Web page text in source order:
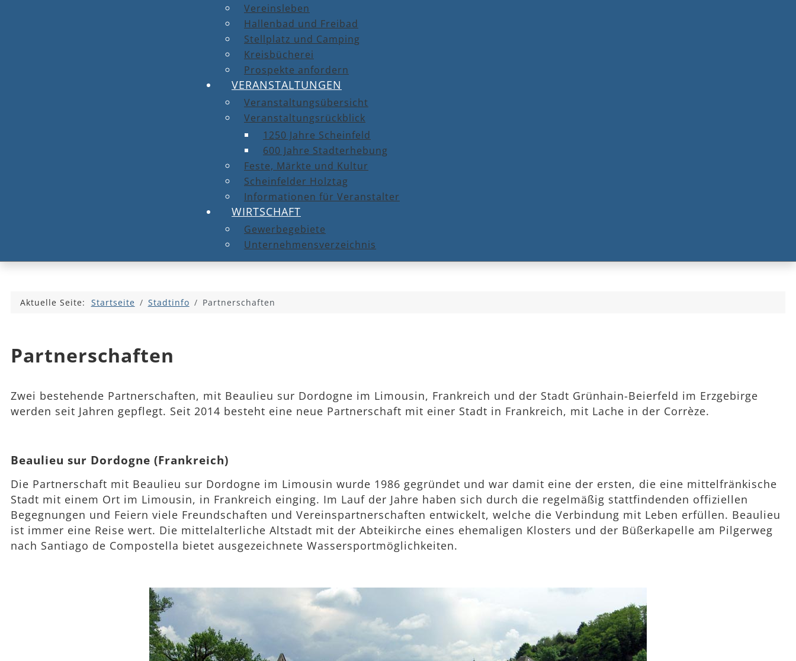
Vereinsleben
Hallenbad und Freibad
Stellplatz und Camping
Kreisbücherei
Prospekte anfordern
VERANSTALTUNGEN
Veranstaltungsübersicht
Veranstaltungsrückblick
1250 Jahre Scheinfeld
600 Jahre Stadterhebung
Feste, Märkte und Kultur
Scheinfelder Holztag
Informationen für Veranstalter
WIRTSCHAFT
Gewerbegebiete
Unternehmensverzeichnis
Aktuelle Seite: Startseite Stadtinfo Partnerschaften
Partnerschaften
Zwei bestehende Partnerschaften, mit Beaulieu sur Dordogne im Limousin, Frankreich und der Stadt Grünhain-Beierfeld im Erzgebirge
werden seit Jahren gepflegt. Seit 2014 besteht eine neue Partnerschaft mit einer Stadt in Frankreich, mit Lache in der Corrèze.
Beaulieu sur Dordogne (Frankreich)
Die Partnerschaft mit Beaulieu sur Dordogne im Limousin wurde 1986 gegründet und war damit eine der ersten, die eine mittelfränkische
Stadt mit einem Ort im Limousin, in Frankreich einging. Im Lauf der Jahre haben sich durch die regelmäßig stattfindenden offiziellen
Begegnungen und Feiern viele Freundschaften und Vereinspartnerschaften entwickelt, welche die Verbindung mit Leben erfüllen. Beaulieu
ist immer eine Reise wert. Die mittelalterliche Altstadt mit der Abteikirche eines ehemaligen Klosters und der Büßerkapelle am Pilgerweg
nach Santiago de Compostella bietet ausgezeichnete Wassersportmöglichkeiten.